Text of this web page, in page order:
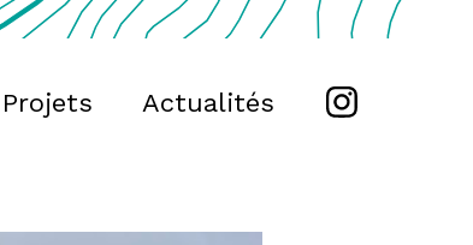
Projets Actualités